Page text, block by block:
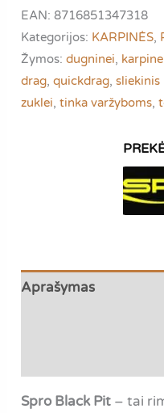
Spro
Black
Pit
|
TOLIMIEMS
EAN: 8716851347318
Kategorijos: KARPINĖS,
Žymos:dugninei,
drag,quickdrag,sliekinis
zuklei,tinka varžyboms,
Aprašymas
Spro Black Pit – tai